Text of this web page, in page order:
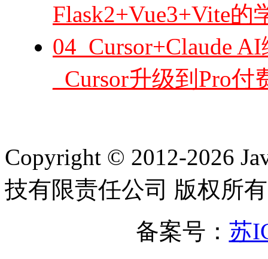
Flask2+Vue3+Vite
04_Cursor+Claude
_Cursor升级到Pro付
Copyright © 2012-2026
技有限责任公司 版权所有
备案号： 苏